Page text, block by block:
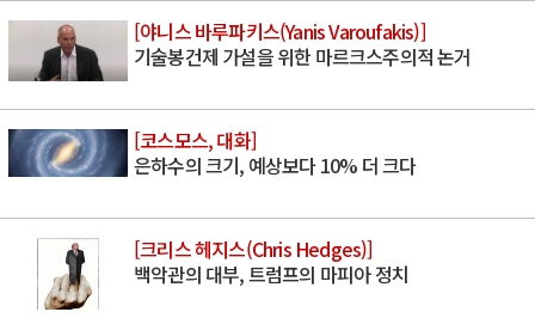
[야니스 바루파키스(Yanis Varoufakis)]
기술봉건제 가설을 위한 마르크스주의적 논거
[코스모스, 대화]
은하수의 크기, 예상보다 10% 더 크다
[크리스 헤지스(Chris Hedges)]
백악관의 대부, 트럼프의 마피아 정치